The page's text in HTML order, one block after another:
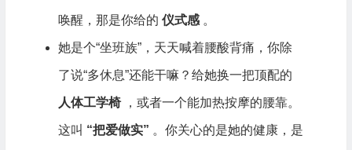
唤醒，那是你给的 仪式感 。
她是个“坐班族”，天天喊着腰酸背痛，你除
了说“多休息”还能干嘛？给她换一把顶配的
人体工学椅 ，或者一个能加热按摩的腰靠。
这叫 “把爱做实” 。你关心的是她的健康，是